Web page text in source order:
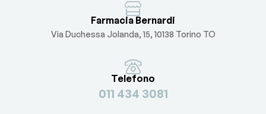
Farmacia Bernardi
Via Duchessa Jolanda, 15, 10138 Torino TO
Telefono
011 434 3081